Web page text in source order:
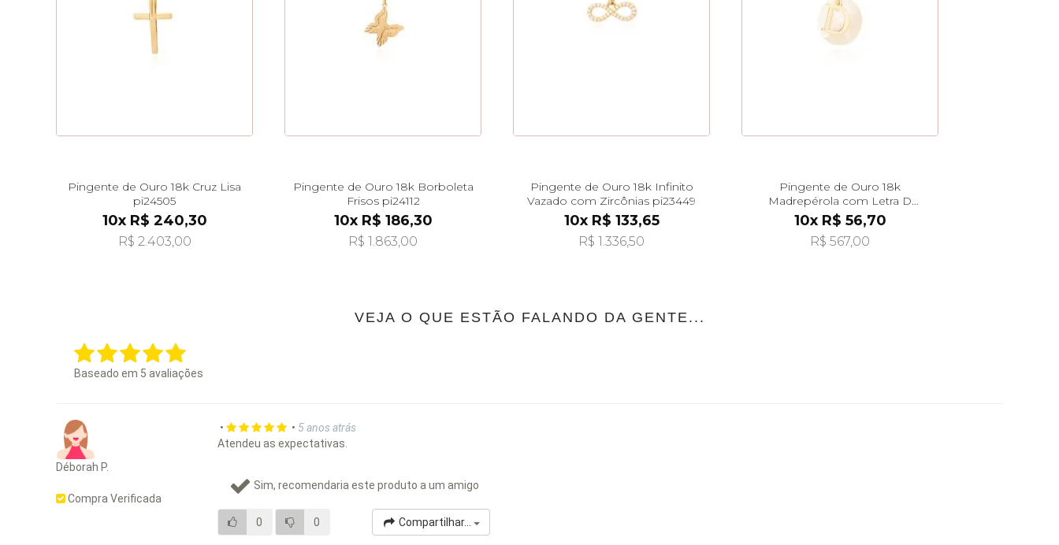
Pingente de Ouro 18k Cruz Lisa
pi24505
10x R$ 240,30
R$ 2.403,00
Pingente de Ouro 18k Borboleta
Frisos pi24112
10x R$ 186,30
R$ 1.863,00
Pingente de Ouro 18k Infinito
Vazado com Zircônias pi23449
10x R$ 133,65
R$ 1.336,50
Pingente de Ouro 18k
Madrepérola com Letra D
Pendurada pi24478
10x R$ 56,70
R$ 567,00
VEJA O QUE ESTÃO FALANDO DA GENTE...
Baseado em 5 avaliações
Déborah P.
Compra Verificada
• • 5 anos atrás
Atendeu as expectativas.
Sim, recomendaria este produto a um amigo
0 0 Compartilhar...